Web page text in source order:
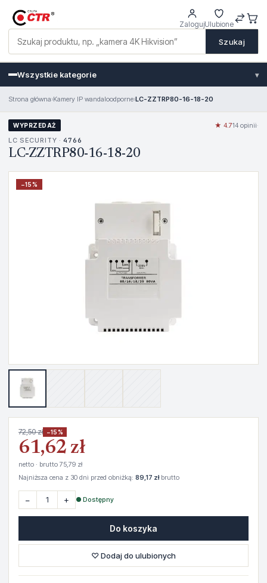
Szukaj
ZalogujUlubione
Wszystkie kategorie ▾
Strona główna›Kamery IP wandaloodporne›LC-ZZTRP80-16-18-20
WYPRZEDAŻ
LC SECURITY · 4766
LC-ZZTRP80-16-18-20
★ 4.714 opinii·
−15%
72,50 zł −15%
61,62 zł
netto · brutto 75,79 zł
Najniższa cena z 30 dni przed obniżką: 89,17 złbrutto
− + ● Dostępny
Do koszyka
♡ Dodaj do ulubionych